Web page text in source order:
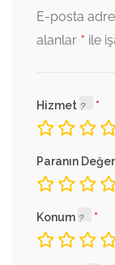
E-posta
alanlar * ile
Hizmet
Paranın
Konum